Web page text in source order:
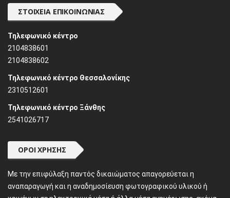
ΣΤΟΙΧΕΊΑ ΕΠΙΚΟΙΝΩΝΊΑΣ
Τηλεφωνικό κέντρο
2104838601
2104838602
Τηλεφωνικό κέντρο Θεσσαλονίκης
2310512601
Τηλεφωνικό κέντρο Ξάνθης
2541026717
ΌΡΟΙ ΧΡΉΣΗΣ
Mε την επιφύλαξη παντός δικαιώματος απαγορεύεται η
αναπαραγωγή και η αναδημοσίευση φωτογραφικού υλικού ή